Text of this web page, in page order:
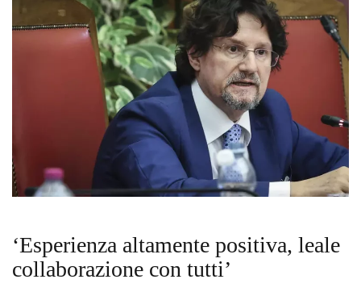
‘Esperienza altamente positiva, leale
collaborazione con tutti’